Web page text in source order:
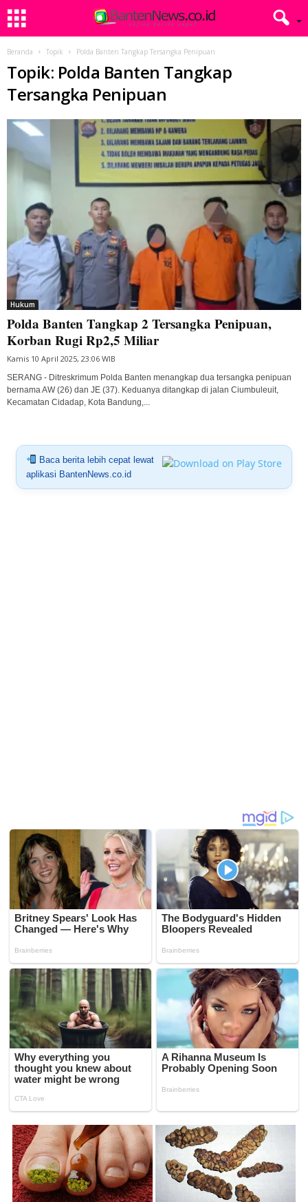
Beranda Topik Polda Banten Tangkap Tersangka Penipuan
Topik: Polda Banten Tangkap
Tersangka Penipuan
Hukum
Polda Banten Tangkap 2 Tersangka Penipuan,
Korban Rugi Rp2,5 Miliar
Kamis 10 April 2025, 23:06 WIB
SERANG - Ditreskrimum Polda Banten menangkap dua tersangka penipuan
bernama AW (26) dan JE (37). Keduanya ditangkap di jalan Ciumbuleuit,
Kecamatan Cidadap, Kota Bandung,...
Baca berita lebih cepat lewat
aplikasi BantenNews.co.id